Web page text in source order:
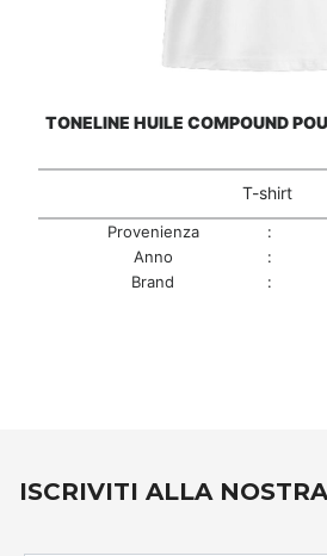
TONELINE HUILE COMPOUND
T-shirt
Provenienza :
Anno
:
Brand
:
ISCRIVITI ALLA